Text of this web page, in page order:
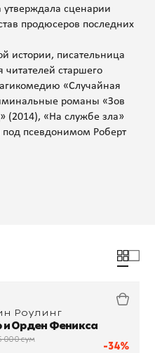
сценарии
продюсеров последних
истории, писательница
читателей старшего
«Случайная
романы «Зов
(2014), «На службе зла»
псевдонимом Роберт
-34%
Роулинг
и Орден Феникса
000 сум